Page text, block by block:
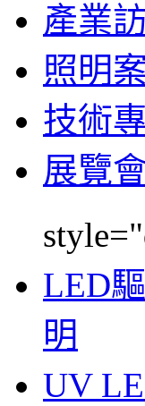
產業
照明
技術
展覽
LED
明
UV